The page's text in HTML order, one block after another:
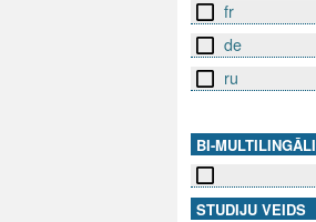
fr
de
ru
BI-MULTILINGĀLI
STUDIJU VEIDS